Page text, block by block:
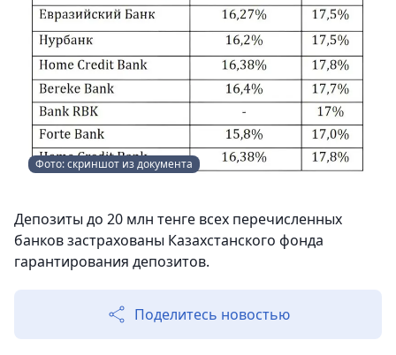
Фото: скриншот из документа
Депозиты до 20 млн тенге всех перечисленных
банков застрахованы Казахстанского фонда
гарантирования депозитов.
Поделитесь новостью